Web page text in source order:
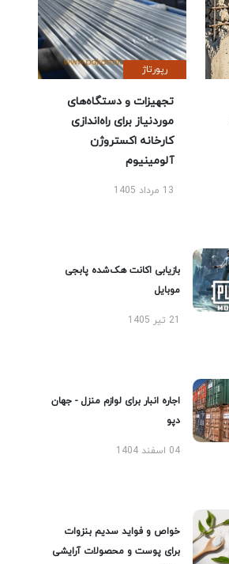
رپورتاژ
تجهیزات و دستگاه‌های
موردنیاز برای راه‌اندازی
کارخانه اکستروژن
آلومینیوم
13 مرداد 1405
بازیابی اکانت هک‌شده پابجی
موبایل
21 تیر 1405
اجاره انبار برای لوازم منزل - جهان
دپو
04 اسفند 1404
خواص و فواید سدیم بنزوات
برای پوست و محصولات آرایشی